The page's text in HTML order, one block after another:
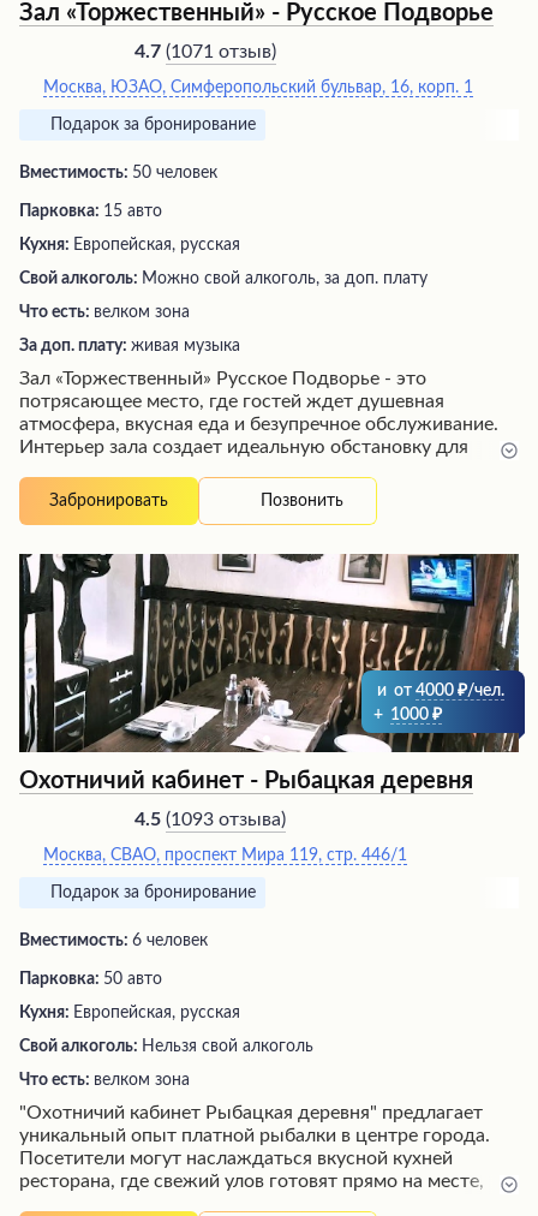
Зал «Торжественный» - Русское Подворье
4.7 (1071 отзыв)
Москва, ЮЗАО, Симферопольский бульвар, 16, корп. 1
Подарок за бронирование
Вместимость: 50 человек
Парковка: 15 авто
Кухня: Европейская, русская
Свой алкоголь: Можно свой алкоголь, за доп. плату
Что есть: велком зона
За доп. плату: живая музыка
Зал «Торжественный» Русское Подворье - это
потрясающее место, где гостей ждет душевная
атмосфера, вкусная еда и безупречное обслуживание.
Интерьер зала создает идеальную обстановку для
друзьями. Шеф-повар лично следит за качеством блюд,
предлагая гостям попробовать новинки и фирменные
ассорти рыбы. Особого внимания заслуживают
домашние настойки, среди которых выделяется
любимая многими Антоновка. Кроме того, заведение
организует тематические вечера с концертами и
развлекательными программами в лучших традициях
русской культуры.
Забронировать Позвонить
и от 4000
/чел.
+ 1000
Охотничий кабинет - Рыбацкая деревня
4.5 (1093 отзыва)
Москва, СВАО, проспект Мира 119, стр. 446/1
Подарок за бронирование
Вместимость: 6 человек
Парковка: 50 авто
Кухня: Европейская, русская
Свой алкоголь: Нельзя свой алкоголь
Что есть: велком зона
"Охотничий кабинет Рыбацкая деревня" предлагает
уникальный опыт платной рыбалки в центре города.
Посетители могут наслаждаться вкусной кухней
ресторана, где свежий улов готовят прямо на месте,